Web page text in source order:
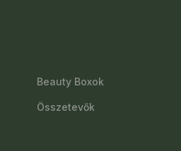
Beauty Boxok
Összetevők